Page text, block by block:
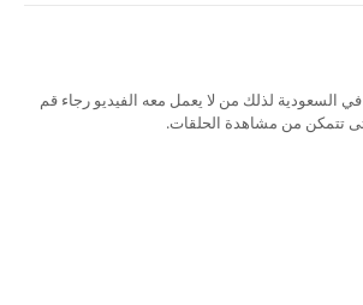
تم حظر سيرفر Ok.ru في السعودية لذلك من لا يعمل معه الفيديو رجاء قم